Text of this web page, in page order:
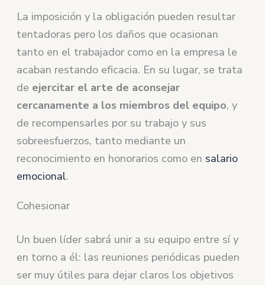
La imposición y la obligación pueden resultar
tentadoras pero los daños que ocasionan
tanto en el trabajador como en la empresa le
acaban restando eficacia. En su lugar, se trata
de ejercitar el arte de aconsejar
cercanamente a los miembros del equipo, y
de recompensarles por su trabajo y sus
sobreesfuerzos, tanto mediante un
reconocimiento en honorarios como en salario
emocional.
Cohesionar
Un buen líder sabrá unir a su equipo entre sí y
en torno a él: las reuniones periódicas pueden
ser muy útiles para dejar claros los objetivos